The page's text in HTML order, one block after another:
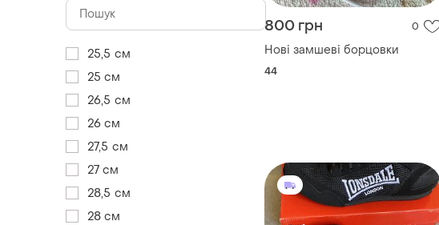
800 грн 0
Нові замшеві борцовки
44
25,5 см
25 см
26,5 см
26 см
27,5 см
27 см
28,5 см
28 см